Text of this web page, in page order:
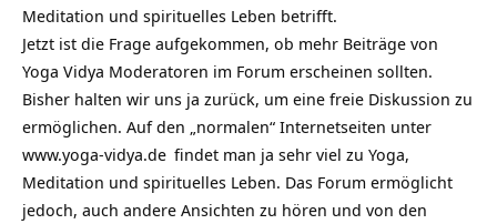
Meditation und spirituelles Leben betrifft.
Jetzt ist die Frage aufgekommen, ob mehr Beiträge von
Yoga Vidya Moderatoren im Forum erscheinen sollten.
Bisher halten wir uns ja zurück, um eine freie Diskussion zu
ermöglichen. Auf den „normalen“ Internetseiten unter
www.yoga-vidya.de findet man ja sehr viel zu Yoga,
Meditation und spirituelles Leben. Das Forum ermöglicht
jedoch, auch andere Ansichten zu hören und von den